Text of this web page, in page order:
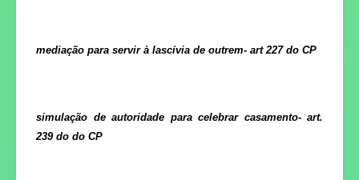
mediação para servir à lascívia de outrem- art 227 do CP
simulação de autoridade para celebrar casamento- art.
239 do do CP